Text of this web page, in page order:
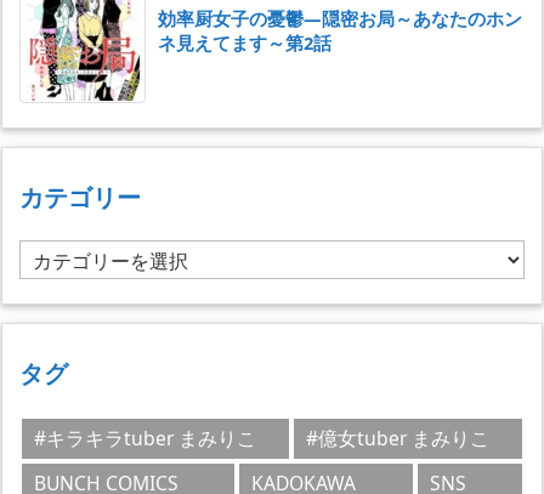
効率厨女子の憂鬱―隠密お局～あなたのホン
ネ見えてます～第2話
カテゴリー
カ
テ
ゴ
ー
タグ
#キラキラtuber まみりこ
#億女tuber まみりこ
BUNCH COMICS
KADOKAWA
SNS